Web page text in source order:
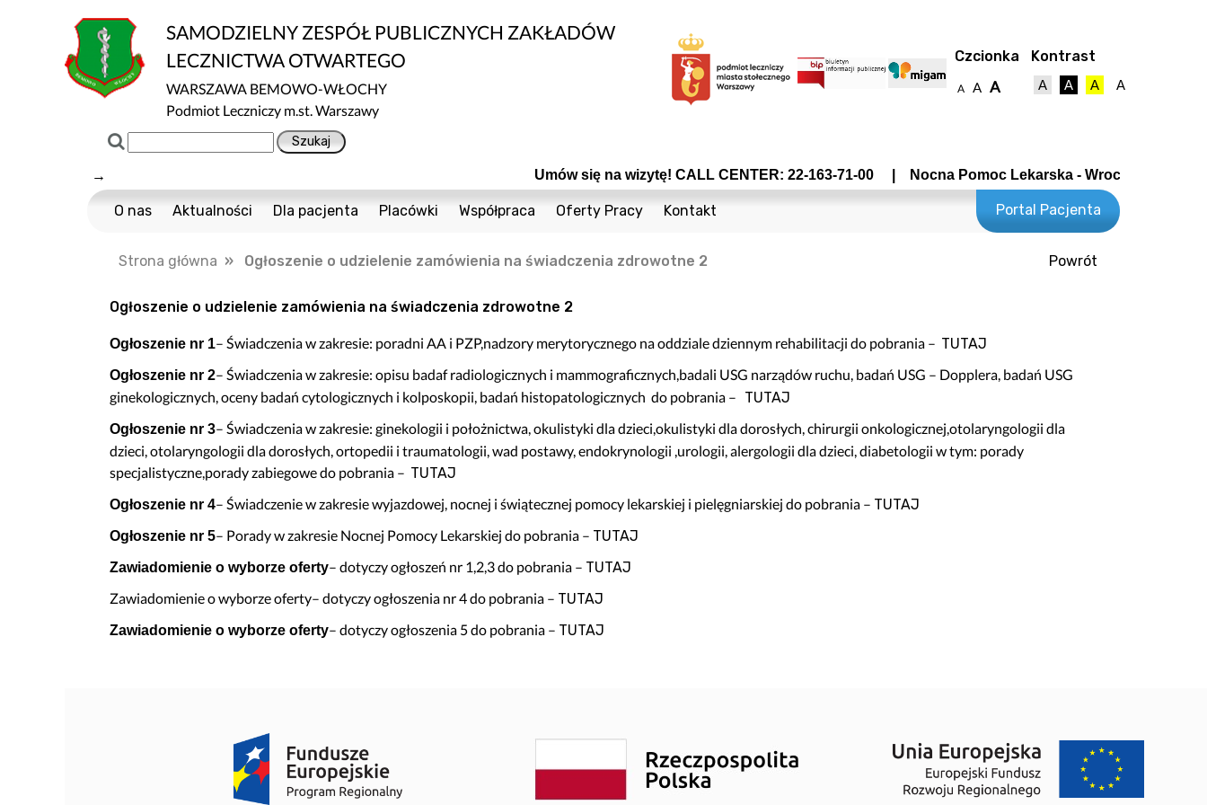
SAMODZIELNY ZESPÓŁ PUBLICZNYCH ZAKŁADÓW
LECZNICTWA OTWARTEGO
WARSZAWA BEMOWO-WŁOCHY
Podmiot Leczniczy m.st. Warszawy
Czcionka
A A A
Kontrast
A A A A
→ Umów się na wizytę! CALL CENTER: 22-163-71-00 | Nocna Pomoc Lekarska - Wrocławska 19 tel
O nas
Normy ISO
Ochrona danych
Informacja o wpływie działalności wykonywanej
O nas
Aktualności Dla pacjenta
Nawigator Pacjenta
Profilaktyka Zdrowia
Polityka Ochrony Dzieci
Przygotowanie do Badań Laboratoryjnych
Standard Teleporad
Karta Praw Pacjenta
Informacja o gastroskopii
Przygotowanie do kolonoskopii
Znieczulenie dożylne do zabiegów endoskopowych
Placówki
Coopera 5
Powstańców Śląskich 19
Wrocławska 19
Transport Medyczny
Świadczenia Komercyjne
Współpraca
Powierzchnie do wynajęcia
Plany postępowań
Oferty Pracy Kontakt Portal Pacjenta
Strona główna » Ogłoszenie o udzielenie zamówienia na świadczenia zdrowotne 2 Powrót
Ogłoszenie o udzielenie zamówienia na świadczenia zdrowotne 2
Ogłoszenie nr 1– Świadczenia w zakresie: poradni AA i PZP,nadzory merytorycznego na oddziale dziennym rehabilitacji do pobrania – TUTAJ
Ogłoszenie nr 2– Świadczenia w zakresie: opisu badaf radiologicznych i mammograficznych,badali USG narządów ruchu, badań USG – Dopplera, badań USG
ginekologicznych, oceny badań cytologicznych i kolposkopii, badań histopatologicznych do pobrania – TUTAJ
Ogłoszenie nr 3– Świadczenia w zakresie: ginekologii i położnictwa, okulistyki dla dzieci,okulistyki dla dorosłych, chirurgii onkologicznej,otolaryngologii dla
dzieci, otolaryngologii dla dorosłych, ortopedii i traumatologii, wad postawy, endokrynologii ,urologii, alergologii dla dzieci, diabetologii w tym: porady
specjalistyczne,porady zabiegowe do pobrania – TUTAJ
Ogłoszenie nr 4– Świadczenie w zakresie wyjazdowej, nocnej i świątecznej pomocy lekarskiej i pielęgniarskiej do pobrania – TUTAJ
Ogłoszenie nr 5– Porady w zakresie Nocnej Pomocy Lekarskiej do pobrania – TUTAJ
Zawiadomienie o wyborze oferty– dotyczy ogłoszeń nr 1,2,3 do pobrania – TUTAJ
Zawiadomienie o wyborze oferty– dotyczy ogłoszenia nr 4 do pobrania – TUTAJ
Zawiadomienie o wyborze oferty– dotyczy ogłoszenia 5 do pobrania – TUTAJ